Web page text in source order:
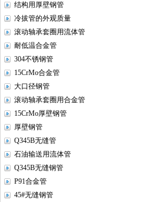
结构用厚壁钢管
冷拔管的外观质量
滚动轴承套圈用流体管
耐低温合金管
304不锈钢管
15CrMo合金管
大口径钢管
滚动轴承套圈用合金管
15CrMo厚壁钢管
厚壁钢管
Q345B无缝管
石油输送用流体管
Q345B无缝钢管
P91合金管
45#无缝钢管